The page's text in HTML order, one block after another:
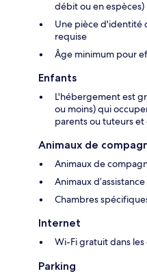
débit ou en espèces)
Une pièce d'identité
requise
Âge minimum pour
Enfants
L'hébergement est
ou moins) qui
parents ou tuteurs
Animaux de
Animaux de
Animaux
Chambres
Internet
Wi-Fi gratuit dans
Parking